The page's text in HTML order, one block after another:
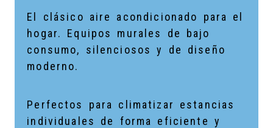
El clásico aire acondicionado para el
hogar. Equipos murales de bajo
consumo, silenciosos y de diseño
moderno.
Perfectos para climatizar estancias
individuales de forma eficiente y